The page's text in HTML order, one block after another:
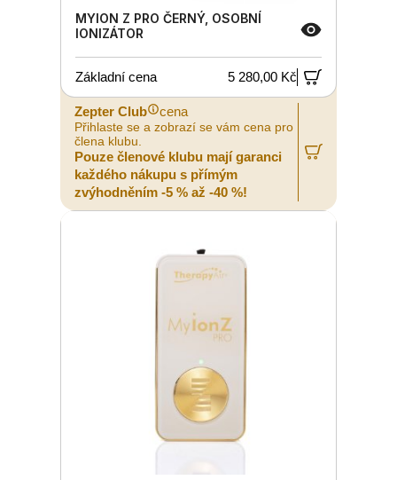
MYION Z PRO ČERNÝ, OSOBNÍ
IONIZÁTOR
Základní cena 5 280,00 Kč
Zepter Club cena
Přihlaste se a zobrazí se vám cena pro
člena klubu.
Pouze členové klubu mají garanci
každého nákupu s přímým
zvýhodněním -5 % až -40 %!